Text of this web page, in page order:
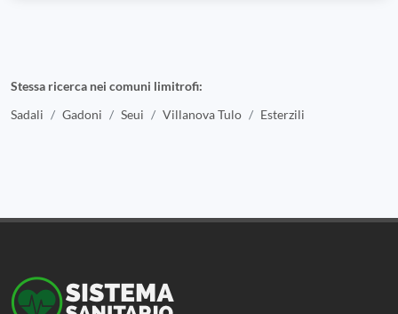
Stessa ricerca nei comuni limitrofi:
Sadali
Gadoni Seui Villanova Tulo Esterzili